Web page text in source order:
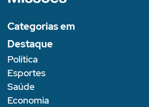
Categorias em
Destaque
Política
Esportes
Saúde
Economia